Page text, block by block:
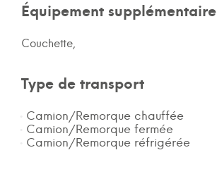
Équipement supplémentaire
Couchette,
Type de transport
Camion/Remorque chauffée
Camion/Remorque fermée
Camion/Remorque réfrigérée